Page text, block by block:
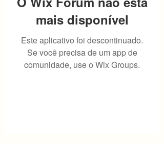
mais disponível
Este aplicativo foi descontinuado.
Se você precisa de um app de
comunidade, use o Wix Groups.